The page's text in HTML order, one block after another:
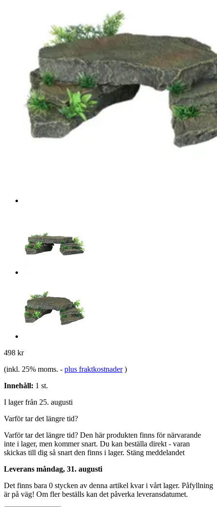
498 kr
(inkl. 25% moms. - plus fraktkostnader )
Innehåll: 1 st.
I lager från 25. augusti
Varför tar det längre tid?
Varför tar det längre tid? Den här produkten finns för närvarande
inte i lager, men kommer snart. Du kan beställa direkt - varan
skickas till dig så snart den finns i lager. Stäng meddelandet
Leverans måndag, 31. augusti
Det finns bara 0 stycken av denna artikel kvar i vårt lager. Påfyllning
är på väg! Om fler beställs kan det påverka leveransdatumet.